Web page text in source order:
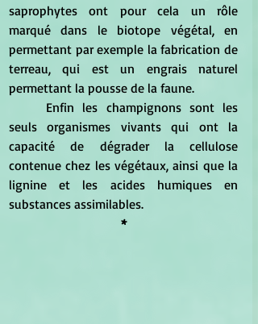
saprophytes ont pour cela un rôle
marqué dans le biotope végétal, en
permettant par exemple la fabrication de
terreau, qui est un engrais naturel
permettant la pousse de la faune.
seuls organismes vivants qui ont la
capacité de dégrader la cellulose
contenue chez les végétaux, ainsi que la
lignine et les acides humiques en
substances assimilables.
*